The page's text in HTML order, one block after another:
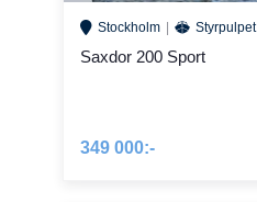
Stockholm Styrpulpet
Saxdor 200 Sport
349 000:-